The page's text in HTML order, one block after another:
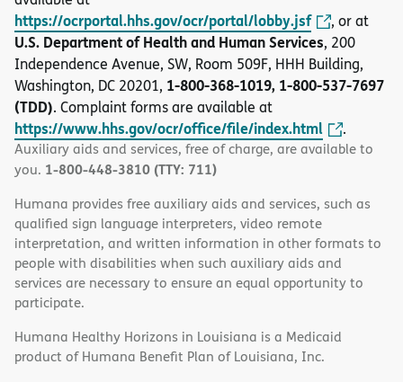
https://ocrportal.hhs.gov/ocr/portal/lobby.jsf , or at
U.S. Department of Health and Human Services, 200
Independence Avenue, SW, Room 509F, HHH Building,
Washington, DC 20201, 1-800-368-1019, 1-800-537-7697
(TDD). Complaint forms are available at
https://www.hhs.gov/ocr/office/file/index.html .
Auxiliary aids and services, free of charge, are available to
you. 1-800-448-3810 (TTY: 711)
Humana provides free auxiliary aids and services, such as
qualified sign language interpreters, video remote
interpretation, and written information in other formats to
people with disabilities when such auxiliary aids and
services are necessary to ensure an equal opportunity to
participate.
Humana Healthy Horizons in Louisiana is a Medicaid
product of Humana Benefit Plan of Louisiana, Inc.